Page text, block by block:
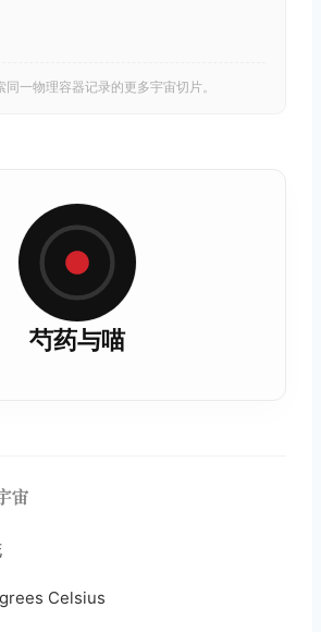
一物理容器记录的更多宇宙切片。
芍药与喵
宙
Celsius